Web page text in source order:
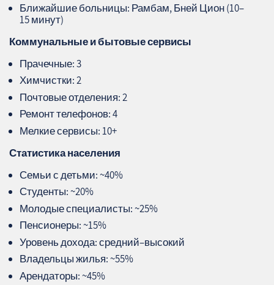
Ближайшие больницы: Рамбам, Бней Цион (10–
15 минут)
Коммунальные и бытовые сервисы
Прачечные: 3
Химчистки: 2
Почтовые отделения: 2
Ремонт телефонов: 4
Мелкие сервисы: 10+
Статистика населения
Семьи с детьми: ~40%
Студенты: ~20%
Молодые специалисты: ~25%
Пенсионеры: ~15%
Уровень дохода: средний–высокий
Владельцы жилья: ~55%
Арендаторы: ~45%